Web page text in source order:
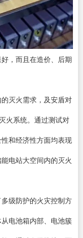
，而且在造价、后期
灭火需求，及安盾对
火系统。通过测试对
和经济性方面均表现
电站大空间内的灭火
级防护的火灾控制方
电池箱内部、电池簇